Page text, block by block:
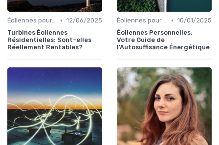
Éoliennes pour Particuliers • 12/06/2025
Turbines Éoliennes
Résidentielles: Sont-elles
Réellement Rentables?
Éoliennes pour Particuliers • 10/01/2025
Éoliennes Personnelles:
Votre Guide de
l’Autosuffisance Énergétique